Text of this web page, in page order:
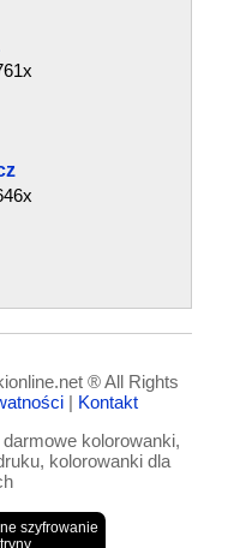
® All Rights
| Kontakt
kolorowanki,
kolorowanki dla